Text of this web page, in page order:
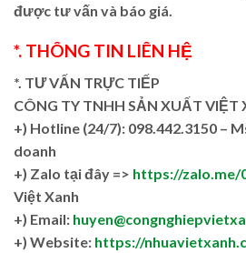
được tư vấn và báo giá.
*. THÔNG TIN LIÊN HỆ
*. TƯ VẤN TRỰC TIẾP
CÔNG TY TNHH SẢN XUẤT VIỆT
+) Hotline (24/7): 098.442.3150 –
doanh
+) Zalo tại đây => https://zalo.me/
Việt Xanh
+) Email:
+) Website: https://